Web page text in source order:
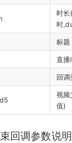
时
时
标题
直播
回
视
值)
回调参数说